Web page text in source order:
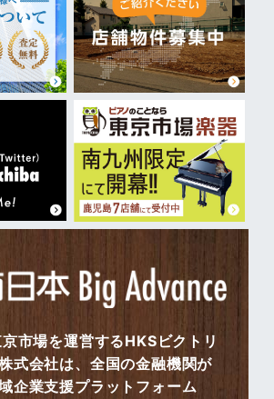
市場を運営するHKSビクトリ
式会社は、全国の金融機関が
企業支援プラットフォーム